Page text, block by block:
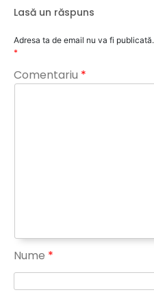
Lasă un răspuns
Adresa ta de email nu va fi publicată.
*
Comentariu *
Nume *